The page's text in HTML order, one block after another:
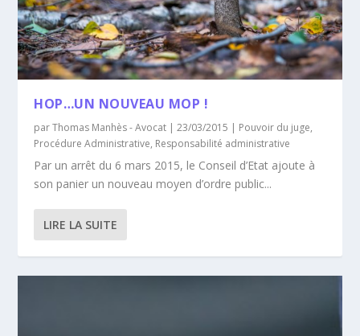
HOP…UN NOUVEAU MOP !
parThomas Manhès - Avocat |23/03/2015 | Pouvoir du juge,
Procédure Administrative, Responsabilité administrative
Par un arrêt du 6 mars 2015, le Conseil d’Etat ajoute à
son panier un nouveau moyen d’ordre public...
LIRE LA SUITE